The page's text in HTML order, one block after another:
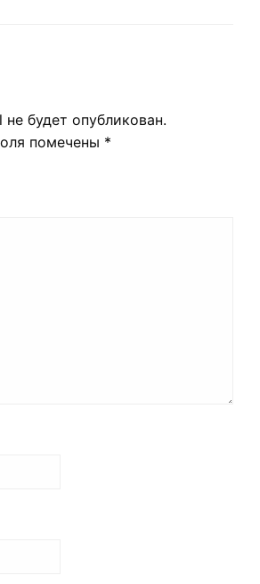
будет опубликован.
помечены *